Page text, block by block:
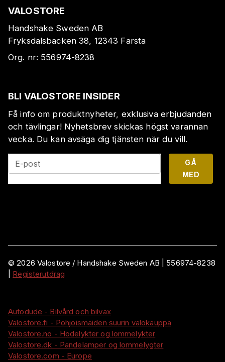
VALOSTORE
Handshake Sweden AB
Fryksdalsbacken 38, 12343 Farsta
Org. nr: 556974-8238
BLI VALOSTORE INSIDER
Få info om produktnyheter, exklusiva erbjudanden
och tävlingar! Nyhetsbrev skickas högst varannan
vecka. Du kan avsäga dig tjänsten när du vill.
E-post
GÅ
MED
©2026 Valostore / Handshake Sweden AB
556974-8238
Registerutdrag
Autodude - Bilvård och bilvax
Valostore.fi - Pohjoismaiden suurin valokauppa
Valostore.no - Hodelykter og lommelykter
Valostore.dk - Pandelamper og lommelygter
Valostore.com - Europe